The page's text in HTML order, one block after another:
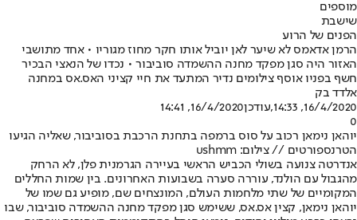
מוספים
שישבת
הפנים של הרוע
הרמן אדאמס לא שיער לאן יוביל אותו חקר מחוז מגוריו • אחד מתושבי
האזור היה סגן מפקד מחנה ההשמדה סוביבור • נכדו של הנאצי הבכיר
חשף בפניו אוסף צילומים נדיר המתעד את חיי קציני האס.אס במחנה
אלדד בק
16/4/2020, 14:33
,עודכן16/4/2020, 14:41
0
יוהאן נימאן רכוב על סוס ברמפה בתחנת הרכבת בסוביבור, שאליה הגיעו
הטרנספורטים // צילום: ushmm
אנדרטה צנועה בשולי הכביש הראשי בעיירה הגרמנית פלן, לא הרחק
מהגבול עם הולנד, עוררה סערה בשבועות האחרונים. בין שמות החללים
המקומיים של שתי מלחמות העולם, המונצחים שם, מופיע גם שמו של
יוהאן נימאן, קצין אס.אס, ששימש סגן מפקד מחנה ההשמדה סוביבור, שבו